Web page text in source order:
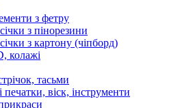
з фетру
з пінорезини
з картону (чіпборд)
колажі
тасьми
печатки, віск, інструменти